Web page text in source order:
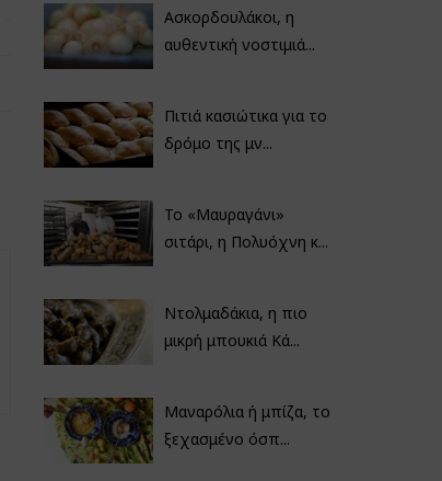
Ασκορδουλάκοι, η
αυθεντική νοστιμιά...
Πιτιά κασιώτικα για το
δρόμο της μν...
Το «Μαυραγάνι»
σιτάρι, η Πολυόχνη κ...
Ντολμαδάκια, η πιο
μικρή μπουκιά Κά...
Μαναρόλια ή μπίζα, το
ξεχασμένο όσπ...